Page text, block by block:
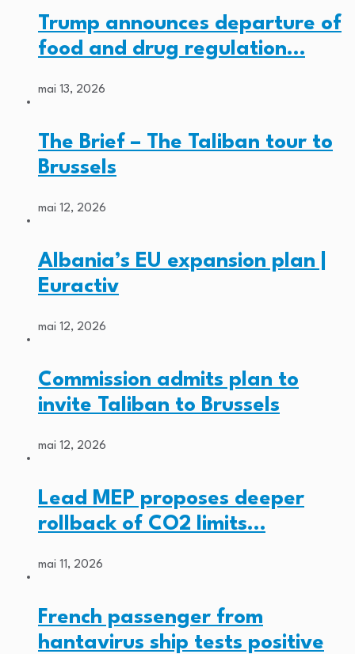
Trump announces departure of
food and drug regulation…
mai 13, 2026
The Brief – The Taliban tour to
Brussels
mai 12, 2026
Albania’s EU expansion plan |
Euractiv
mai 12, 2026
Commission admits plan to
invite Taliban to Brussels
mai 12, 2026
Lead MEP proposes deeper
rollback of CO2 limits…
mai 11, 2026
French passenger from
hantavirus ship tests positive